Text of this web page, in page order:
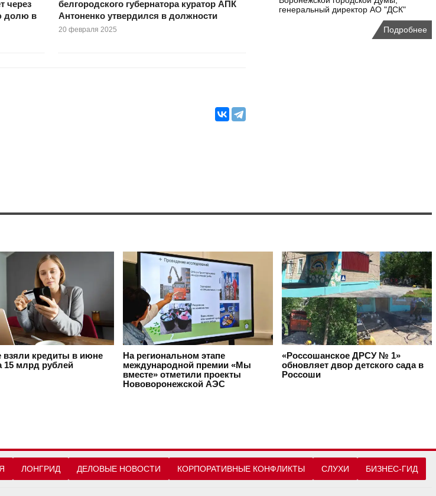
через
долю в
белгородского губернатора куратор АПК
Антоненко утвердился в должности
20 февраля 2025
генеральный директор АО "ДСК"
Подробнее
взяли кредиты в июне
15 млрд рублей
На региональном этапе
международной премии «Мы
вместе» отметили проекты
Нововоронежской АЭС
«Россошанское ДРСУ № 1»
обновляет двор детского сада в
Россоши
ЛОНГРИД ДЕЛОВЫЕ НОВОСТИ КОРПОРАТИВНЫЕ КОНФЛИКТЫ СЛУХИ БИЗНЕС-ГИД